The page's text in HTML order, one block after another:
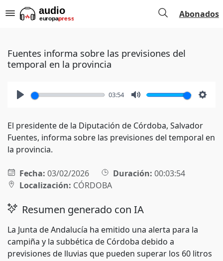
Abonados
Fuentes informa sobre las previsiones del
temporal en la provincia
03:54
El presidente de la Diputación de Córdoba, Salvador
Fuentes, informa sobre las previsiones del temporal en
la provincia.
Fecha: 03/02/2026 Duración: 00:03:54
Localización: CÓRDOBA
Resumen generado con IA
La Junta de Andalucía ha emitido una alerta para la
campiña y la subbética de Córdoba debido a
previsiones de lluvias que pueden superar los 60 litros